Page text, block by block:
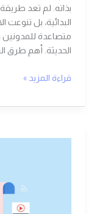
بذاته. لم تعد
البدائية، بل تنوعت
متصاعدة للمدونين
الحديثة. أهم طرق
قراءة المزيد »